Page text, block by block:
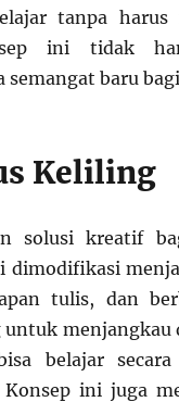
tanpa harus
ini tidak
baru
Keliling
solusi kreatif
dimodifikasi
tulis, dan
menjangkau
belajar
ini juga